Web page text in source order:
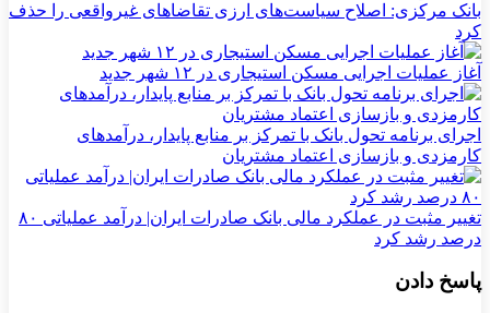
بانک مرکزی: اصلاح سیاست‌های ارزی تقاضاهای غیرواقعی را حذف
کرد
آغاز عملیات اجرایی مسکن استیجاری در ۱۲ شهر جدید
اجرای برنامه تحول بانک با تمرکز بر منابع پایدار، درآمدهای
کارمزدی و بازسازی اعتماد مشتریان
تغییر مثبت در عملکرد مالی بانک صادرات ایران| درآمد عملیاتی ۸۰
درصد رشد کرد
پاسخ دادن